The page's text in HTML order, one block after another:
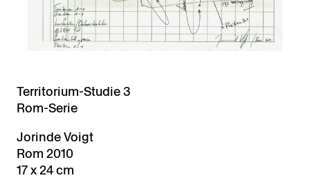
Territorium-Studie 3
Rom-Serie
Jorinde Voigt
Rom 2010
17 x 24 cm